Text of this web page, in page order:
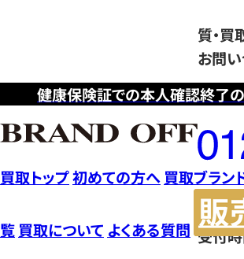
健康保険証での本人確認終了
質・買
お問
フ
リ
ー
ダ
イ
ヤ
ル
受付
買取トップ初めての方へ 買取ブラン
覧 買取について よくある質問